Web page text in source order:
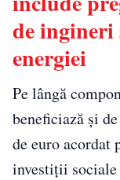
de ingineri
energiei
Pe lângă
beneficiază și
de euro acordat
investiții sociale